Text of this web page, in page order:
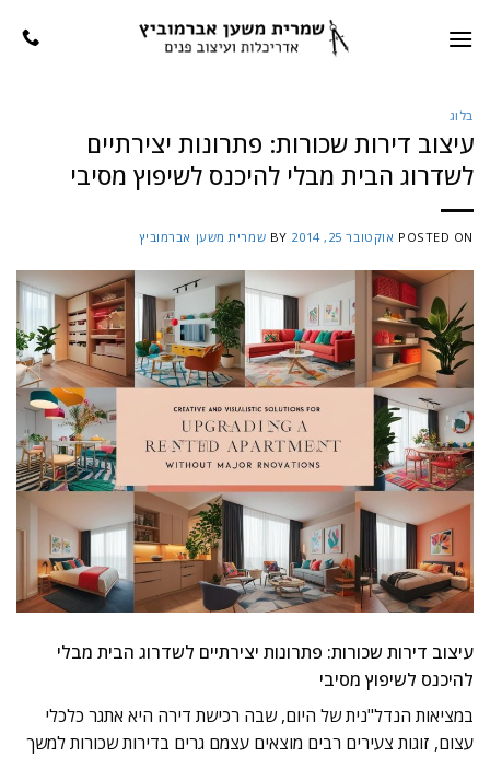
בלוג
עיצוב דירות שכורות: פתרונות יצירתיים
לשדרוג הבית מבלי להיכנס לשיפוץ מסיבי
POSTED ON אוקטובר 25, 2014 BY שמרית משען אברמוביץ
עיצוב דירות שכורות: פתרונות יצירתיים לשדרוג הבית מבלי
להיכנס לשיפוץ מסיבי
במציאות הנדל"נית של היום, שבה רכישת דירה היא אתגר כלכלי
עצום, זוגות צעירים רבים מוצאים עצמם גרים בדירות שכורות למשך